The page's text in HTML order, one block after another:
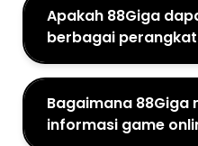
Apakah 88Giga
berbagai
Bagaimana 88Giga
informasi game